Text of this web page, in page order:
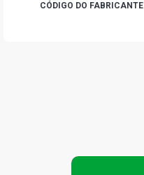
CÓDIGO DO FABRICANTE